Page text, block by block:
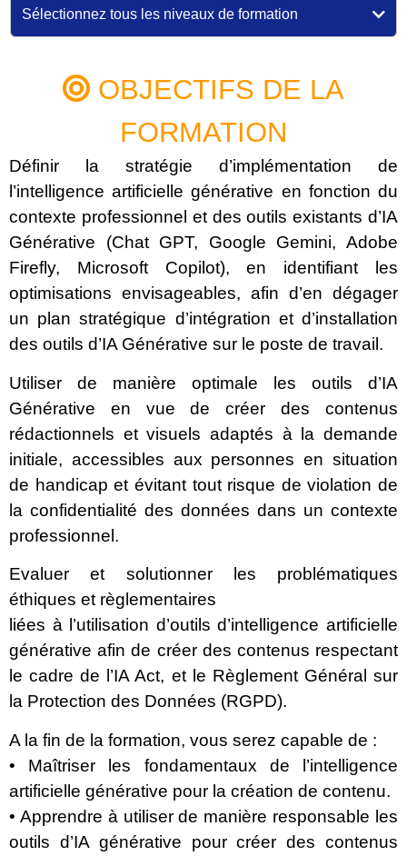
Sélectionnez tous les niveaux de formation
OBJECTIFS DE LA
FORMATION
Définir la stratégie d’implémentation de
l’intelligence artificielle générative en fonction du
contexte professionnel et des outils existants d’IA
Générative (Chat GPT, Google Gemini, Adobe
Firefly, Microsoft Copilot), en identifiant les
optimisations envisageables, afin d’en dégager
un plan stratégique d’intégration et d’installation
des outils d’IA Générative sur le poste de travail.
Utiliser de manière optimale les outils d’IA
Générative en vue de créer des contenus
rédactionnels et visuels adaptés à la demande
initiale, accessibles aux personnes en situation
de handicap et évitant tout risque de violation de
la confidentialité des données dans un contexte
professionnel.
Evaluer et solutionner les problématiques
éthiques et règlementaires
liées à l’utilisation d’outils d’intelligence artificielle
générative afin de créer des contenus respectant
le cadre de l’IA Act, et le Règlement Général sur
la Protection des Données (RGPD).
A la fin de la formation, vous serez capable de :
• Maîtriser les fondamentaux de l’intelligence
artificielle générative pour la création de contenu.
• Apprendre à utiliser de manière responsable les
outils d’IA générative pour créer des contenus